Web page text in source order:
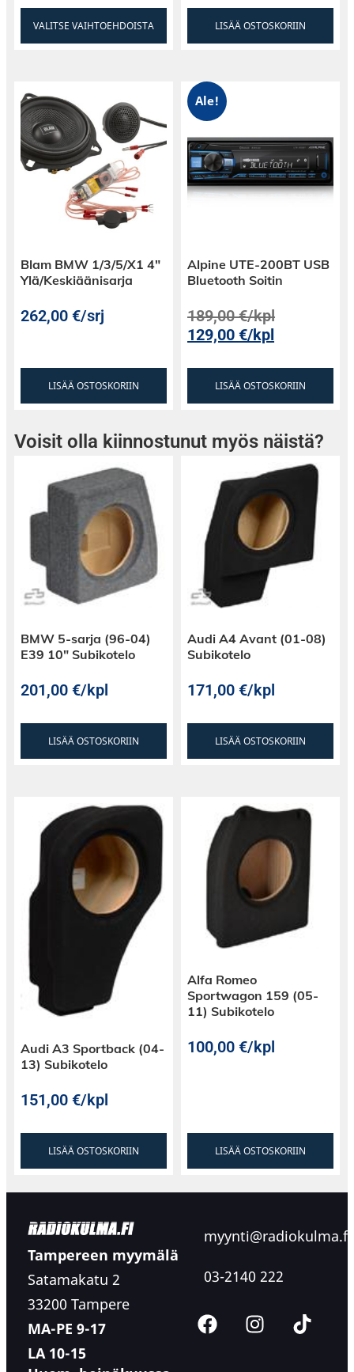
VALITSE VAIHTOEHDOISTA LISÄÄ OSTOSKORIIN
Blam BMW 1/3/5/X1 4″
Ylä/Keskiäänisarja
262,00€/srj
LISÄÄ OSTOSKORIIN
Ale!
Alpine UTE-200BT USB
Bluetooth Soitin
189,00€/kpl
129,00€/kpl
LISÄÄ OSTOSKORIIN
Voisit olla kiinnostunut myös näistä?
BMW 5-sarja (96-04)
E39 10″ Subikotelo
201,00€/kpl
LISÄÄ OSTOSKORIIN
Audi A4 Avant (01-08)
Subikotelo
171,00€/kpl
LISÄÄ OSTOSKORIIN
Audi A3 Sportback (04-
13) Subikotelo
151,00€/kpl
LISÄÄ OSTOSKORIIN
Alfa Romeo
Sportwagon 159 (05-
11) Subikotelo
100,00€/kpl
LISÄÄ OSTOSKORIIN
Tampereen myymälä
Satamakatu 2
33200 Tampere
MA-PE 9-17
LA 10-15
myynti@radiokulma.fi
03-2140 222